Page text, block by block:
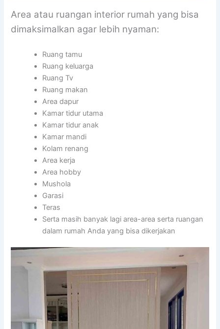
Area atau ruangan interior rumah yang bisa
dimaksimalkan agar lebih nyaman:
Ruang tamu
Ruang keluarga
Ruang Tv
Ruang makan
Area dapur
Kamar tidur utama
Kamar tidur anak
Kamar mandi
Kolam renang
Area kerja
Area hobby
Mushola
Garasi
Teras
Serta masih banyak lagi area-area serta ruangan
dalam rumah Anda yang bisa dikerjakan